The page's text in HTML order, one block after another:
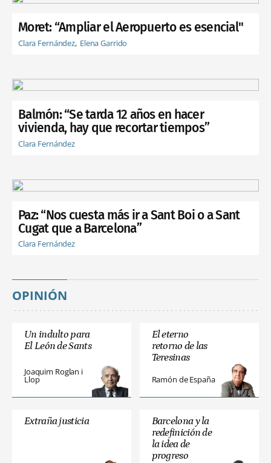
Moret: “Ampliar el Aeropuerto es esencial"
Clara Fernández Elena Garrido
Balmón: “Se tarda 12 años en hacer
vivienda, hay que recortar tiempos”
Clara Fernández
Paz: “Nos cuesta más ir a Sant Boi o a Sant
Cugat que a Barcelona”
Clara Fernández
OPINIÓN
Un indulto para
El León de Sants
Joaquim Roglan i
Llop
El eterno
retorno de las
Teresinas
Ramón de España
Extraña justicia
Barcelona y la
redefinición de
la idea de
progreso